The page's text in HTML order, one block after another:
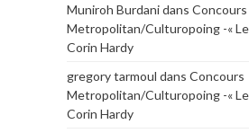
Muniroh Burdanidans Concours
Metropolitan/Culturopoing -«
Corin Hardy
gregory tarmoul dans Concours
Metropolitan/Culturopoing -«
Corin Hardy